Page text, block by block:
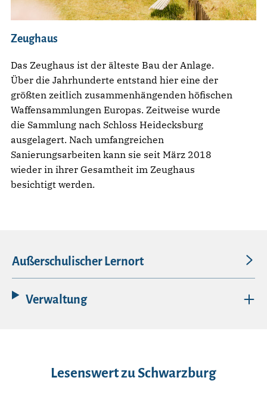
Zeughaus
Das Zeughaus ist der älteste Bau der Anlage.
Über die Jahrhunderte entstand hier eine der
größten zeitlich zusammenhängenden höfischen
Waffensammlungen Europas. Zeitweise wurde
die Sammlung nach Schloss Heidecksburg
ausgelagert. Nach umfangreichen
Sanierungsarbeiten kann sie seit März 2018
wieder in ihrer Gesamtheit im Zeughaus
besichtigt werden.
Außerschulischer Lernort
Verwaltung
Lesenswert zu Schwarzburg